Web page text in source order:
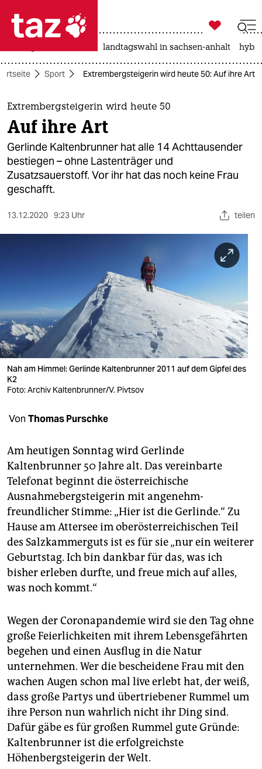
 taz zahl ich
taz zahl ich
themen
politik
öko
gesellschaft
kultur
sport
wahrheit
verlag
verlag
veranstaltungen
unterstützen
abo
genossenschaft
epaper login

taz zahl ich
landtagswahl in sachsen-anhalt
Sport Extrembergsteigerin wird heute 50: Auf ihre Art
Extrembergsteigerin wird heute 50
Auf ihre Art
Gerlinde Kaltenbrunner hat alle 14 Achttausender
bestiegen – ohne Lastenträger und
Zusatzsauerstoff. Vor ihr hat das noch keine Frau
geschafft.
13.12.2020 9:23 Uhr teilen
Nah am Himmel: Gerlinde Kaltenbrunner 2011 auf dem Gipfel des
K2
Foto: Archiv Kaltenbrunner/V. Pivtsov
Von Thomas Purschke
Am heutigen Sonntag wird Gerlinde
Kaltenbrunner 50 Jahre alt. Das vereinbarte
Telefonat beginnt die österreichische
Ausnahmebergsteigerin mit angenehm-
freundlicher Stimme: „Hier ist die Gerlinde.“ Zu
Hause am Attersee im oberösterreichischen Teil
des Salzkammerguts ist es für sie „nur ein weiterer
Geburtstag. Ich bin dankbar für das, was ich
bisher erleben durfte, und freue mich auf alles,
was noch kommt.“
Wegen der Coronapandemie wird sie den Tag ohne
große Feierlichkeiten mit ihrem Lebensgefährten
begehen und einen Ausflug in die Natur
unternehmen. Wer die bescheidene Frau mit den
wachen Augen schon mal live erlebt hat, der weiß,
dass große Partys und übertriebener Rummel um
ihre Person nun wahrlich nicht ihr Ding sind.
Dafür gäbe es für großen Rummel gute Gründe:
Kaltenbrunner ist die erfolgreichste
Höhenbergsteigerin der Welt.